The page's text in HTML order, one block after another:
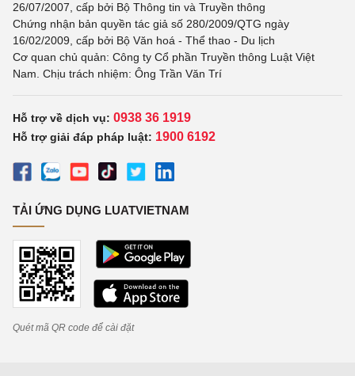
26/07/2007, cấp bởi Bộ Thông tin và Truyền thông
Chứng nhận bản quyền tác giả số 280/2009/QTG ngày
16/02/2009, cấp bởi Bộ Văn hoá - Thể thao - Du lịch
Cơ quan chủ quản: Công ty Cổ phần Truyền thông Luật Việt
Nam. Chịu trách nhiệm: Ông Trần Văn Trí
Hỗ trợ về dịch vụ: 0938 36 1919
Hỗ trợ giải đáp pháp luật: 1900 6192
TẢI ỨNG DỤNG LUATVIETNAM
Quét mã QR code để cài đặt